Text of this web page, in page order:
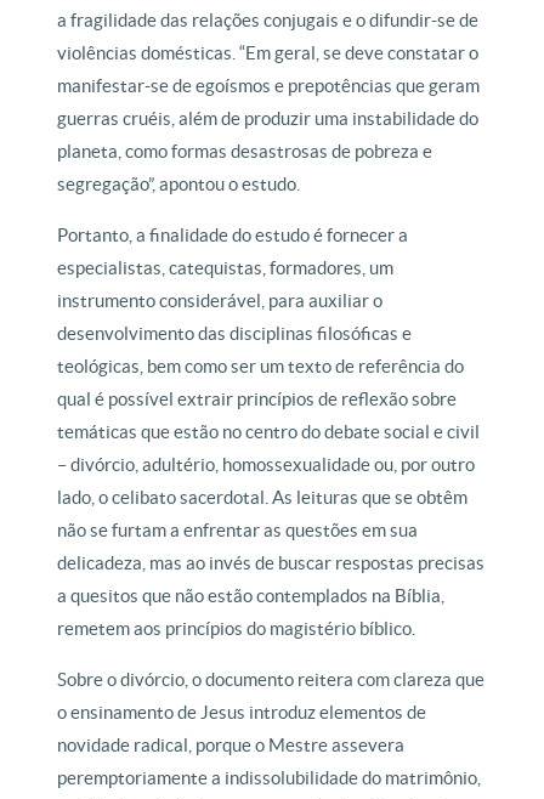
a fragilidade das relações conjugais e o difundir-se de
violências domésticas. “Em geral, se deve constatar o
manifestar-se de egoísmos e prepotências que geram
guerras cruéis, além de produzir uma instabilidade do
planeta, como formas desastrosas de pobreza e
segregação”, apontou o estudo.
Portanto, a finalidade do estudo é fornecer a
especialistas, catequistas, formadores, um
instrumento considerável, para auxiliar o
desenvolvimento das disciplinas filosóficas e
teológicas, bem como ser um texto de referência do
qual é possível extrair princípios de reflexão sobre
temáticas que estão no centro do debate social e civil
– divórcio, adultério, homossexualidade ou, por outro
lado, o celibato sacerdotal. As leituras que se obtêm
não se furtam a enfrentar as questões em sua
delicadeza, mas ao invés de buscar respostas precisas
a quesitos que não estão contemplados na Bíblia,
remetem aos princípios do magistério bíblico.
Sobre o divórcio, o documento reitera com clareza que
o ensinamento de Jesus introduz elementos de
novidade radical, porque o Mestre assevera
peremptoriamente a indissolubilidade do matrimônio,